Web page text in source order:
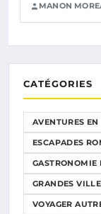
MANON
CATÉGORIES
AVENTURES
ESCAPADES
GASTRONOMIE
GRANDES
VOYAGER